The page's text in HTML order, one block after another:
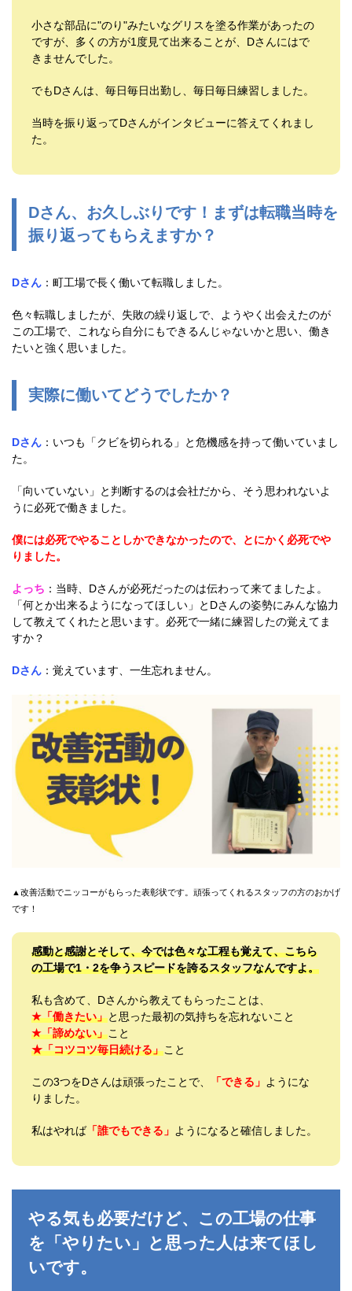
島根県
岡山県
広島県
四国エリア
徳島県
香川県
愛媛県
高知県
九州エリア
熊本県
大分県
宮崎県
沖縄県
特集ページ
よくある質問
スタッフBLOG
お仕事相談予約
アクセス
ご相談・お問い合わせ
個人情報保護方針
小さな部品に"のり"みたいなグリスを塗る作業があったの
ですが、多くの方が1度見て出来ることが、Dさんにはで
きませんでした。
でもDさんは、毎日毎日出勤し、毎日毎日練習しました。
当時を振り返ってDさんがインタビューに答えてくれまし
た。
Dさん、お久しぶりです！まずは転職当時を
振り返ってもらえますか？
Dさん ：町工場で長く働いて転職しました。
色々転職しましたが、失敗の繰り返しで、ようやく出会えたのが
この工場で、これなら自分にもできるんじゃないかと思い、働き
たいと強く思いました。
実際に働いてどうでしたか？
Dさん ：いつも「クビを切られる」と危機感を持って働いていまし
た。
「向いていない」と判断するのは会社だから、そう思われないよ
うに必死で働きました。
僕には必死でやることしかできなかったので、とにかく必死でや
りました。
よっち ：当時、Dさんが必死だったのは伝わって来てましたよ。
「何とか出来るようになってほしい」とDさんの姿勢にみんな協力
して教えてくれたと思います。必死で一緒に練習したの覚えてま
すか？
Dさん ：覚えています、一生忘れません。
▲改善活動でニッコーがもらった表彰状です。頑張ってくれるスタッフの方のおかげ
です！
感動と感謝とそして、今では色々な工程も覚えて、こちら
の工場で1・2を争うスピードを誇るスタッフなんですよ。
私も含めて、Dさんから教えてもらったことは、
★「働きたい」と思った最初の気持ちを忘れないこと
★「諦めない」こと
★「コツコツ毎日続ける」こと
この3つをDさんは頑張ったことで、 「できる」 ようにな
りました。
私はやれば「誰でもできる」 ようになると確信しました。
やる気も必要だけど、この工場の仕事
を「やりたい」と思った人は来てほし
いです。